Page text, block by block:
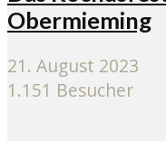
Obermieming
21. August 2023
1.151 Besucher